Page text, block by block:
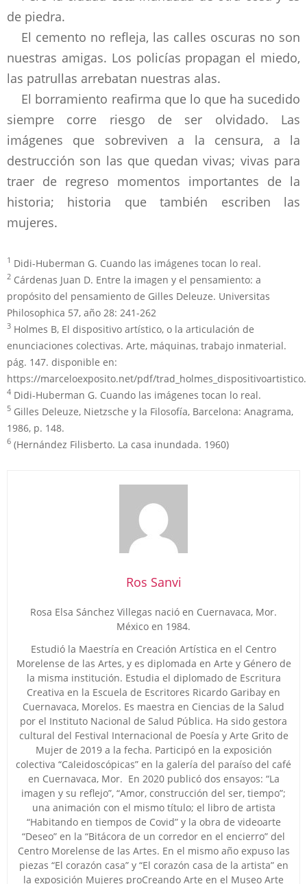
de piedra.
El cemento no refleja, las calles oscuras no son
nuestras amigas. Los policías propagan el miedo,
las patrullas arrebatan nuestras alas.
El borramiento reafirma que lo que ha sucedido
siempre corre riesgo de ser olvidado. Las
imágenes que sobreviven a la censura, a la
destrucción son las que quedan vivas; vivas para
traer de regreso momentos importantes de la
historia; historia que también escriben las
mujeres.
1 Didi-Huberman G. Cuando las imágenes tocan lo real.
2 Cárdenas Juan D. Entre la imagen y el pensamiento: a
propósito del pensamiento de Gilles Deleuze. Universitas
Philosophica 57, año 28: 241-262
3 Holmes B, El dispositivo artístico, o la articulación de
enunciaciones colectivas. Arte, máquinas, trabajo inmaterial.
pág. 147. disponible en:
https://marceloexposito.net/pdf/
4 Didi-Huberman G. Cuando las imágenes tocan lo real.
5 Gilles Deleuze, Nietzsche y la Filosofía, Barcelona: Anagrama,
1986, p. 148.
6 (Hernández Filisberto. La casa inundada. 1960)
Ros Sanvi
Rosa Elsa Sánchez Villegas nació en Cuernavaca, Mor.
México en 1984.
Estudió la Maestría en Creación Artística en el Centro
Morelense de las Artes, y es diplomada en Arte y Género de
la misma institución. Estudia el diplomado de Escritura
Creativa en la Escuela de Escritores Ricardo Garibay en
Cuernavaca, Morelos. Es maestra en Ciencias de la Salud
por el Instituto Nacional de Salud Pública. Ha sido gestora
cultural del Festival Internacional de Poesía y Arte Grito de
Mujer de 2019 a la fecha. Participó en la exposición
colectiva “Caleidoscópicas” en la galería del paraíso del café
en Cuernavaca, Mor. En 2020 publicó dos ensayos: “La
imagen y su reflejo”, “Amor, construcción del ser, tiempo”;
una animación con el mismo título; el libro de artista
“Habitando en tiempos de Covid” y la obra de videoarte
“Deseo” en la “Bitácora de un corredor en el encierro” del
Centro Morelense de las Artes. En el mismo año expuso las
piezas “El corazón casa” y “El corazón casa de la artista” en
la exposición Mujeres proCreando Arte en el Museo Arte